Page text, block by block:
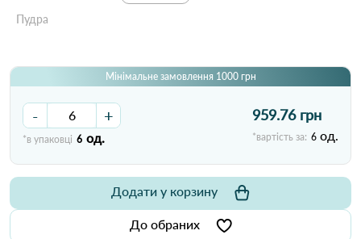
Пудра
Мінімальне замовлення 1000 грн
- +
*в упаковці 6 од.
959.76 грн
*вартість за: 6 од.
До обраних
Додати у корзину